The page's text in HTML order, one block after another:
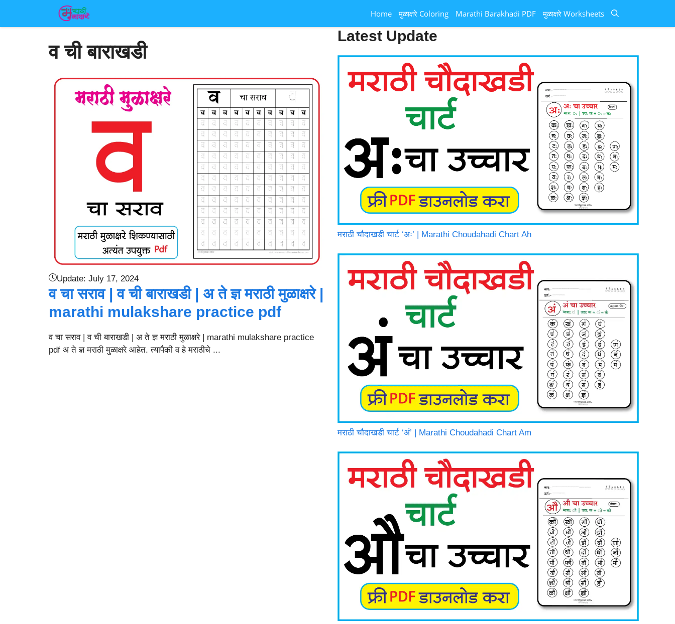
content
Home मुळाक्षरे Coloring Marathi Barakhadi PDF मुळाक्षरे Worksheets
व ची बाराखडी
Update: July 17, 2024
व चा सराव | व ची बाराखडी | अ ते ज्ञ मराठी मुळाक्षरे |
marathi mulakshare practice pdf
व चा सराव | व ची बाराखडी | अ ते ज्ञ मराठी मुळाक्षरे | marathi mulakshare practice
pdf अ ते ज्ञ मराठी मुळाक्षरे आहेत. त्यापैकी व हे मराठीचे ...
Latest Update
मराठी चौदाखडी चार्ट ‘अः’ | Marathi Choudahadi Chart Ah
मराठी चौदाखडी चार्ट ‘अं’ | Marathi Choudahadi Chart Am